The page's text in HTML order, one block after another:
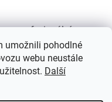
umožnili pohodlné
webu neustále
Další
na profesionální